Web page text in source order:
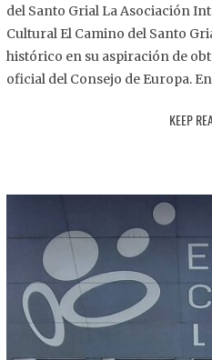
2
2
del Santo Grial La Asociación
Cultural El Camino del Santo
histórico en su aspiración de
oficial del Consejo de Europa.
KEEP